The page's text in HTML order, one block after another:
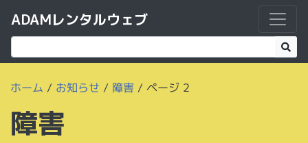
ADAMレンタルウェブ
ホーム / お知らせ / 障害 / ページ 2
障害